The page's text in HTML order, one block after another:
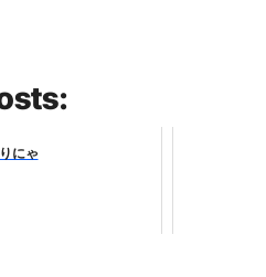
動画は国にすぐ消されます。
にゃ